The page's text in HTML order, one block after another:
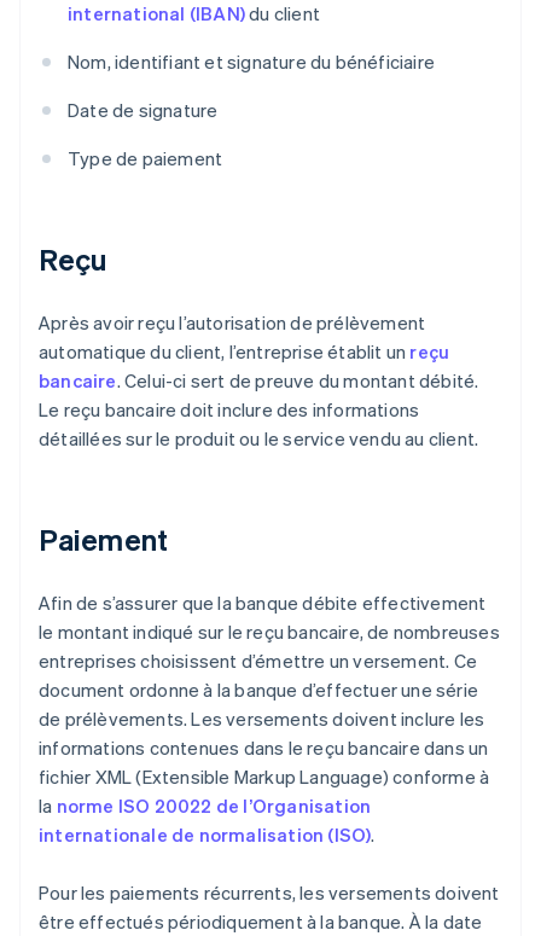
international (IBAN)du client
Nom, identifiant et signature du bénéficiaire
Date de signature
Type de paiement
Reçu
Après avoir reçu l’autorisation de prélèvement
automatique du client, l’entreprise établit un reçu
bancaire. Celui-ci sert de preuve du montant débité.
Le reçu bancaire doit inclure des informations
détaillées sur le produit ou le service vendu au client.
Paiement
Afin de s’assurer que la banque débite effectivement
le montant indiqué sur le reçu bancaire, de nombreuses
entreprises choisissent d’émettre un versement. Ce
document ordonne à la banque d’effectuer une série
de prélèvements. Les versements doivent inclure les
informations contenues dans le reçu bancaire dans un
fichier XML (Extensible Markup Language) conforme à
la norme ISO 20022 de l’Organisation
internationale de normalisation (ISO).
Pour les paiements récurrents, les versements doivent
être effectués périodiquement à la banque. À la date